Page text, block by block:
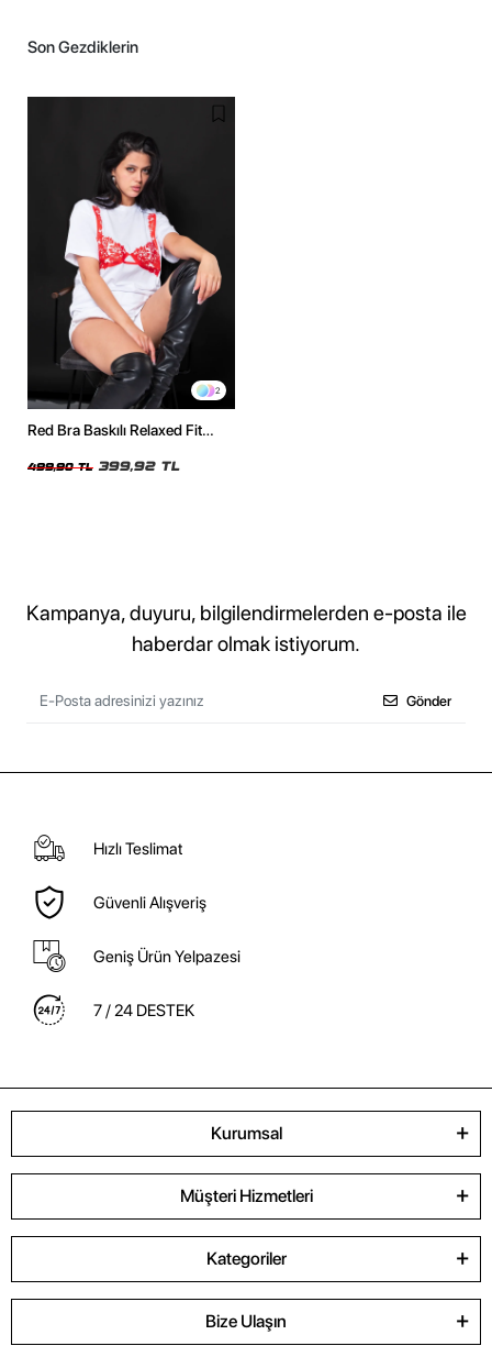
Son Gezdiklerin
2
Red Bra Baskılı Relaxed Fit
499,90 TL 399,92 TL
Kampanya, duyuru, bilgilendirmelerden e-posta ile
haberdar olmak istiyorum.
Gönder
Hızlı Teslimat
Güvenli Alışveriş
Geniş Ürün Yelpazesi
7 / 24 DESTEK
Kurumsal
Müşteri Hizmetleri
Kategoriler
Bize Ulaşın